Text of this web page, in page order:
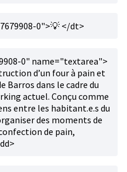
0">💡 </dt>
0" name="textarea">
d’un four à pain et
Barros dans le cadre du
actuel. Conçu comme
entre les habitant.e.s du
des moments de
de pain,